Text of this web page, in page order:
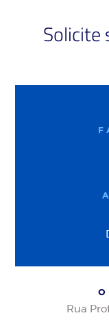
Solicite
Rua